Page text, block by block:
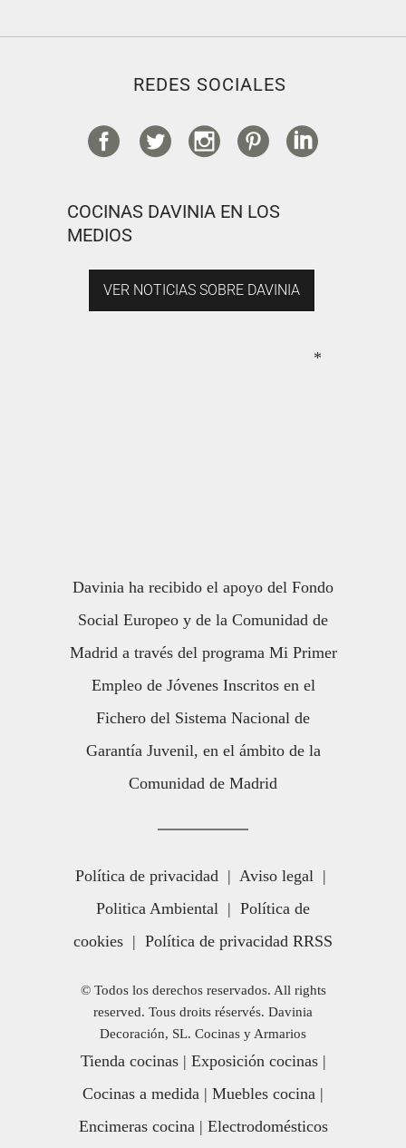
REDES SOCIALES
COCINAS DAVINIA EN LOS
MEDIOS
VER NOTICIAS SOBRE DAVINIA
*
Davinia ha recibido el apoyo del Fondo
Social Europeo y de la Comunidad de
Madrid a través del programa Mi Primer
Empleo de Jóvenes Inscritos en el
Fichero del Sistema Nacional de
Garantía Juvenil, en el ámbito de la
Comunidad de Madrid
Política de privacidad | Aviso legal |
Politica Ambiental | Política de
cookies | Política de privacidad RRSS
© Todos los derechos reservados. All rights
reserved. Tous droits réservés. Davinia
Decoración, SL. Cocinas y Armarios
Tienda cocinas| Exposición cocinas|
Cocinas a medida | Muebles cocina |
Encimeras cocina| Electrodomésticos